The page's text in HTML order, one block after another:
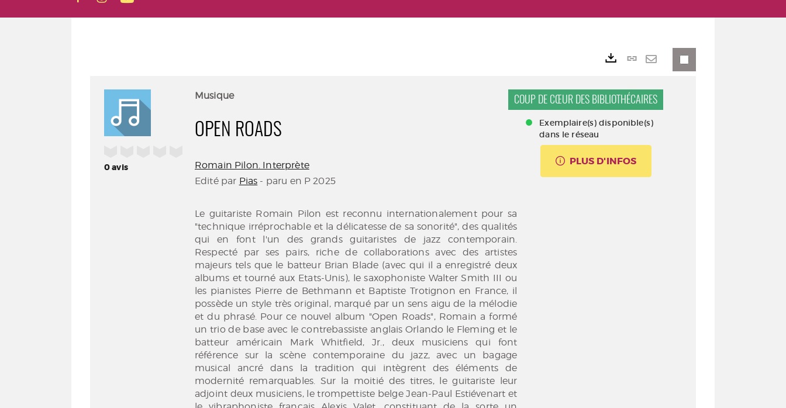
0avis
COUP DE CŒUR DES BIBLIOTHÉCAIRES
Musique
OPEN ROADS
Romain Pilon. Interprète
Edité par Pias - paru en P 2025
Le guitariste Romain Pilon est reconnu internationalement pour sa
"technique irréprochable et la délicatesse de sa sonorité", des qualités
qui en font l'un des grands guitaristes de jazz contemporain.
Respecté par ses pairs, riche de collaborations avec des artistes
majeurs tels que le batteur Brian Blade (avec qui il a enregistré deux
albums et tourné aux Etats-Unis), le saxophoniste Walter Smith III ou
les pianistes Pierre de Bethmann et Baptiste Trotignon en France, il
possède un style très original, marqué par un sens aigu de la mélodie
et du phrasé. Pour ce nouvel album "Open Roads", Romain a formé
un trio de base avec le contrebassiste anglais Orlando le Fleming et le
batteur américain Mark Whitfield, Jr., deux musiciens qui font
référence sur la scène contemporaine du jazz, avec un bagage
musical ancré dans la tradition qui intègrent des éléments de
modernité remarquables. Sur la moitié des titres, le guitariste leur
adjoint deux musiciens, le trompettiste belge Jean-Paul Estiévenart et
Lien
(Nouvelle
fenêtre)
par
mail
Exemplaire(s) disponible(s)
dans le réseau
PLUS D'INFOS